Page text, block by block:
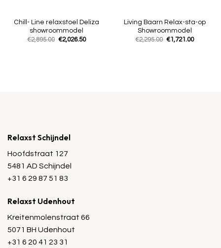
Chill- Line relaxstoel Deliza
showroommodel
€2,895.00 Oorspronkelijke
€2,026.50Huidige
Living Baarn Relax-sta-op
Showroommodel
€2,295.00 Oorspronkelijke
€1,721.00Huidige
Relaxst Schijndel
Hoofdstraat 127
5481 AD Schijndel
+31 6 29 87 51 83
Relaxst Udenhout
Kreitenmolenstraat 66
5071 BH Udenhout
+31 6 20 41 23 31